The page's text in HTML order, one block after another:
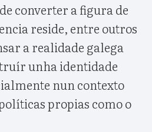
converter a figura de
reside, entre outros
a realidade galega
unha identidade
nun contexto
propias como o